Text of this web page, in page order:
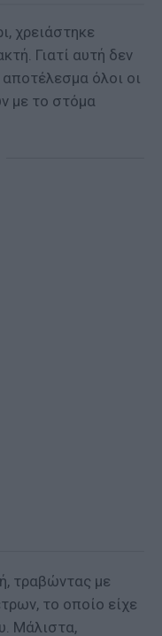
χρειάστηκε
Γιατί αυτή δεν
όλοι οι
με το στόμα
τραβώντας με
το οποίο είχε
Μάλιστα,